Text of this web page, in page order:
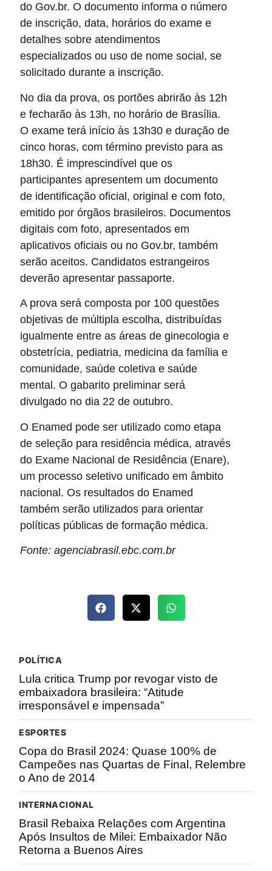
do Gov.br. O documento informa o número
de inscrição, data, horários do exame e
detalhes sobre atendimentos
especializados ou uso de nome social, se
solicitado durante a inscrição.
No dia da prova, os portões abrirão às 12h
e fecharão às 13h, no horário de Brasília.
O exame terá início às 13h30 e duração de
cinco horas, com término previsto para as
18h30. É imprescindível que os
participantes apresentem um documento
de identificação oficial, original e com foto,
emitido por órgãos brasileiros. Documentos
digitais com foto, apresentados em
aplicativos oficiais ou no Gov.br, também
serão aceitos. Candidatos estrangeiros
deverão apresentar passaporte.
A prova será composta por 100 questões
objetivas de múltipla escolha, distribuídas
igualmente entre as áreas de ginecologia e
obstetrícia, pediatria, medicina da família e
comunidade, saúde coletiva e saúde
mental. O gabarito preliminar será
divulgado no dia 22 de outubro.
O Enamed pode ser utilizado como etapa
de seleção para residência médica, através
do Exame Nacional de Residência (Enare),
um processo seletivo unificado em âmbito
nacional. Os resultados do Enamed
também serão utilizados para orientar
políticas públicas de formação médica.
Fonte: agenciabrasil.ebc.com.br
POLÍTICA
Lula critica Trump por revogar visto de
embaixadora brasileira: “Atitude
irresponsável e impensada”
ESPORTES
Copa do Brasil 2024: Quase 100% de
Campeões nas Quartas de Final, Relembre
o Ano de 2014
INTERNACIONAL
Brasil Rebaixa Relações com Argentina
Após Insultos de Milei: Embaixador Não
Retorna a Buenos Aires